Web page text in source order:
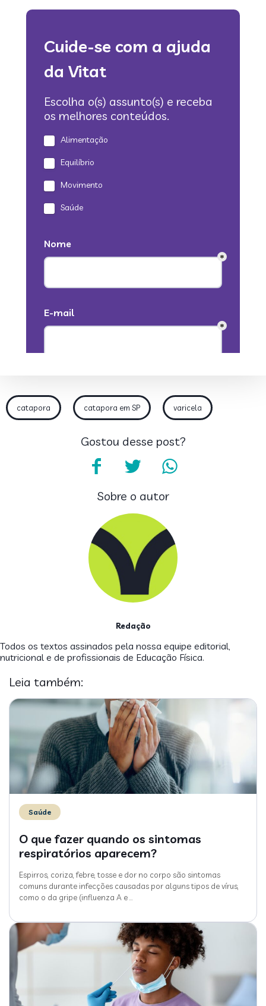
catapora catapora em SP varicela
Gostou desse post?
Sobre o autor
Redação
Todos os textos assinados pela nossa equipe editorial,
nutricional e de profissionais de Educação Física.
Leia também:
Saúde
O que fazer quando os sintomas
respiratórios aparecem?
Espirros, coriza, febre, tosse e dor no corpo são sintomas
comuns durante infecções causadas por alguns tipos de vírus,
como o da gripe (influenza A e…